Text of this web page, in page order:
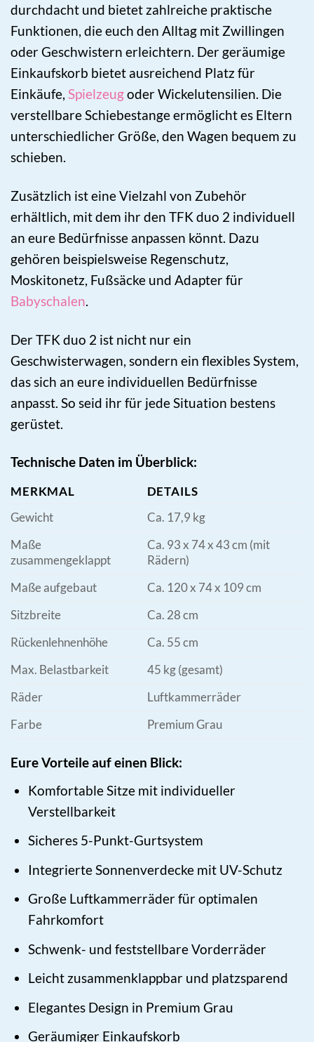
durchdacht und bietet zahlreiche praktische
Funktionen, die euch den Alltag mit Zwillingen
oder Geschwistern erleichtern. Der geräumige
Einkaufskorb bietet ausreichend Platz für
Einkäufe, Spielzeugoder Wickelutensilien. Die
verstellbare Schiebestange ermöglicht es Eltern
unterschiedlicher Größe, den Wagen bequem zu
schieben.
Zusätzlich ist eine Vielzahl von Zubehör
erhältlich, mit dem ihr den TFK duo 2 individuell
an eure Bedürfnisse anpassen könnt. Dazu
gehören beispielsweise Regenschutz,
Moskitonetz, Fußsäcke und Adapter für
Babyschalen
Der TFK duo 2 ist nicht nur ein
Geschwisterwagen, sondern ein flexibles System,
das sich an eure individuellen Bedürfnisse
anpasst. So seid ihr für jede Situation bestens
gerüstet.
Technische Daten im Überblick:
MERKMAL
DETAILS
Gewicht
Ca. 17,9 kg
Maße
zusammengeklappt
Ca. 93 x 74 x 43 cm (mit
Rädern)
Maße aufgebaut
Ca. 120 x 74 x 109 cm
Sitzbreite
Ca. 28 cm
Rückenlehnenhöhe
Ca. 55 cm
Max. Belastbarkeit
45 kg (gesamt)
Räder
Luftkammerräder
Farbe
Premium Grau
Eure Vorteile auf einen Blick:
Komfortable Sitze mit individueller
Verstellbarkeit
Sicheres 5-Punkt-Gurtsystem
Integrierte Sonnenverdecke mit UV-Schutz
Große Luftkammerräder für optimalen
Fahrkomfort
Schwenk- und feststellbare Vorderräder
Leicht zusammenklappbar und platzsparend
Elegantes Design in Premium Grau
Geräumiger Einkaufskorb